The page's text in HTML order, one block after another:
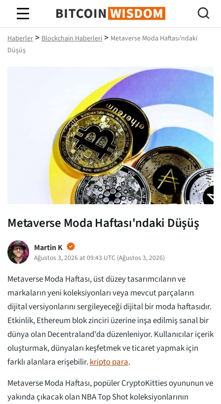
Bitcoin Bilgeliği
Haberler > Blockchain Haberleri > Metaverse Moda Haftası'ndaki
Düşüş
Metaverse Moda Haftası'ndaki Düşüş
Martin K
Ağustos 3, 2026 at 09:43 UTC (Ağustos 3, 2026)
Metaverse Moda Haftası, üst düzey tasarımcıların ve
markaların yeni koleksiyonları veya mevcut parçaların
dijital versiyonlarını sergileyeceği dijital bir moda haftasıdır.
Etkinlik, Ethereum blok zinciri üzerine inşa edilmiş sanal bir
dünya olan Decentraland'da düzenleniyor. Kullanıcılar içerik
oluşturmak, dünyaları keşfetmek ve ticaret yapmak için
farklı alanlara erişebilir. kripto para.
Metaverse Moda Haftası, popüler CryptoKitties oyununun ve
yakında çıkacak olan NBA Top Shot koleksiyonlarının